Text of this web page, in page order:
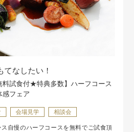
てなしたい！
料試食付★特典多数】ハーフコース
感フェア
会場見学 相談会
自慢のハーフコースを無料でご試食頂